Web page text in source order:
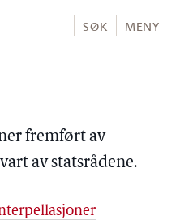
SØK MENY
fremført av
av statsrådene.